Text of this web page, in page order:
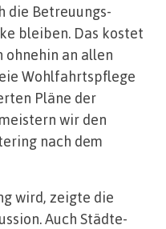
die Betreuungs-
bleiben. Das kostet
ohnehin an allen
Wohlfahrtspflege
Pläne der
wir den
nach dem
wird, zeigte die
Auch Städte-